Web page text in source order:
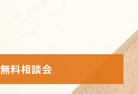
無料相談会